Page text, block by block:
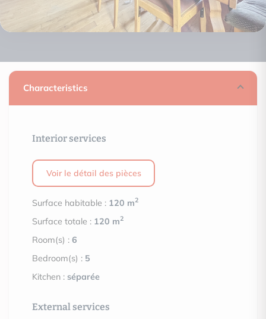
Characteristics
Interior services
Voir le détail des pièces
Surface habitable : 120 m2
Surface totale : 120 m2
Room(s) :6
Bedroom(s) : 5
Kitchen : séparée
External services